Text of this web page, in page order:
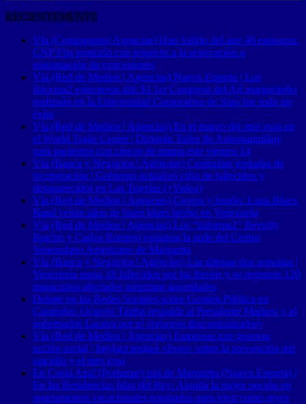
RECIENTEMENTE
Vía (Contrapunto| Agencias) Han Salido del aire 46 emisoras:
CNP Fija posición con respecto a la renovación o
reasignación de concesiones
Vía (Red de Medios | Agencias) Nueva Esparta | Los
Informa2 estuvieron allí: El 1er Congreso del Ají margariteño
realizado en la Universidad Corporativa de Sigo fue todo un
éxito
Vía (Red de Medios | Agencias) En el marco del mes rosa en
el World Trade Center | Dictarán Taller de Automaquillaje
para pacientes con cáncer de mama este viernes 14
Vía (Banca y Negocios | Agencias) Continúan jornadas de
recuperación | Gobierno actualizó cifra de fallecidos y
desaparecidos en Las Tejerías (+Video)
Vía (Red de Medios | Agencias) Covers y fusión: Luna Blues
Band veinte años de buen blues hecho en Venezuela
Vía (Red de Medios | Agencias) Los “Informa2” Beverly
Bracho y Carlos Romero visitaron la sede del Centro
Venezolano Americano de Margarita
Vía (Banca y Negocios | Agencias) Las últimas dos semanas |
Venezuela suma 18 fallecidos por las lluvias y se registran 120
municipios afectados informan autoridades
Debate en las Redes Sociales sobre Gestión Pública en
Carabobo: Octavio Táriba respalda al Presidente Maduro y al
gobernador Lacava por el «proceso descentralizador»
Vía (Red de Medios | Agencias) Empresas que generan
acción social | Intylact realizó «lives» sobre la prevención del
suicidio y el mes rosa
En Costa Azul (Porlamar) isla de Margarita (Nueva Esparta) |
En las Residencias Islas del Rey: Alquila la mejor opción en
apartamentos vacacionales equipados para vivir como reyes